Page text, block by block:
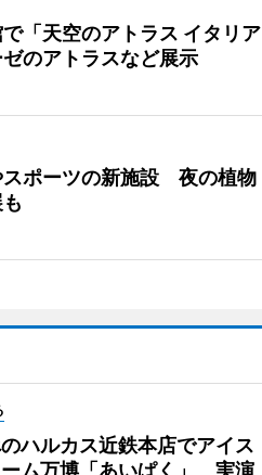
「天空のアトラス イタリア
のアトラスなど展示
スポーツの新施設 夜の植物
ハルカス近鉄本店でアイス
ム万博「あいぱく」 実演